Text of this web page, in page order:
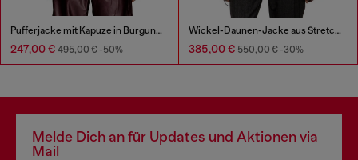
Pufferjacke mit Kapuze in Burgunderrot
247,00 € 495,00 €-50%
Wickel-Daunen-Jacke aus Stretch-Nylon
385,00 € 550,00 €-30%
Melde Dich an für Updates und Aktionen via
Mail